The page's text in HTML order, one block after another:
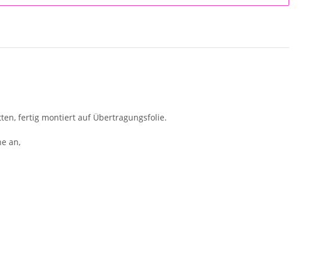
fertig montiert auf Übertragungsfolie.
an,